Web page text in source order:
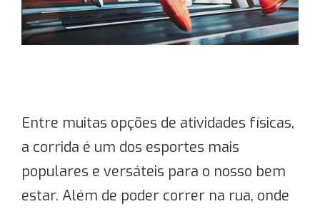
Entre muitas opções de atividades físicas,
a corrida é um dos esportes mais
populares e versáteis para o nosso bem
estar. Além de poder correr na rua, onde